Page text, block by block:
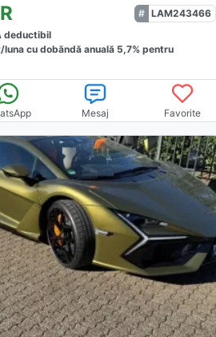
LAM243466
deductibil
lunacu dobăndă anuală 5,7% pentru
Mesaj Favorite